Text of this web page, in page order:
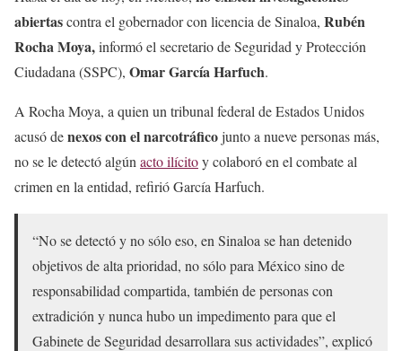
abiertascontra el gobernador con licencia de Sinaloa, Rubén
Rocha Moya,informó el secretario de Seguridad y Protección
Ciudadana (SSPC), Omar García Harfuch.
A Rocha Moya, a quien un tribunal federal de Estados Unidos
acusó denexos con el narcotráficojunto a nueve personas más,
no se le detectó algún acto ilícitoy colaboró en el combate al
crimen en la entidad, refirió García Harfuch.
“No se detectó y no sólo eso, en Sinaloa se han detenido
objetivos de alta prioridad, no sólo para México sino de
responsabilidad compartida, también de personas con
extradición y nunca hubo un impedimento para que el
Gabinete de Seguridad desarrollara sus actividades”, explicó